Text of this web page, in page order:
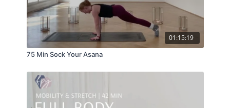
01:15:19
75 Min Sock Your Asana